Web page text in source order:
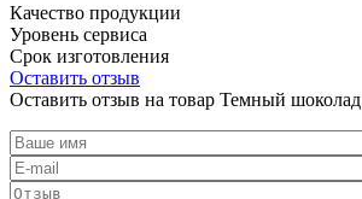
Качество продукции
Уровень сервиса
Срок изготовления
Оставить отзыв
Оставить отзыв на товар Темный шоколад